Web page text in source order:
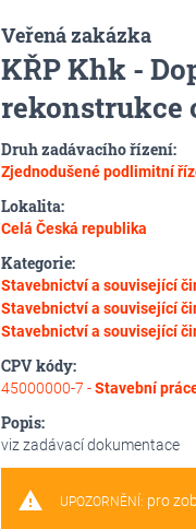
Veřená zakázka
KŘP Khk -
rekonstrukce
Druh zadávacího řízení:
Zjednodušené podlimitní
Lokalita:
Celá Česká republika
Kategorie:
Stavebnictví a související
Stavebnictví a související
Stavebnictví a související
CPV kódy:
45000000-7 -Stavební
Popis:
viz zadávací dokumentace
warning UPOZORNĚNÍ: pro